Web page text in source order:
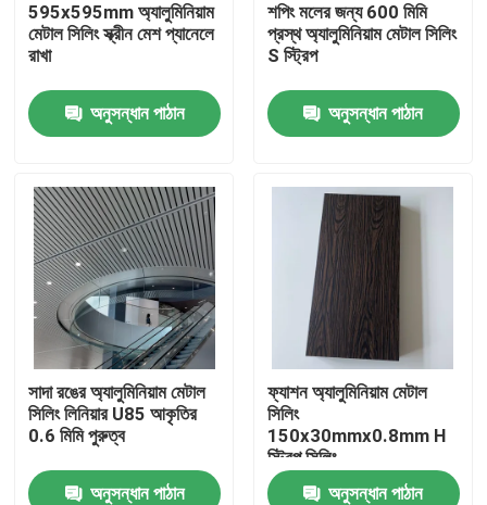
পণ্য
ভিডিও
আমাদের সম্পর্কে
কারখানা ভ্রমণ
595x595mm অ্যালুমিনিয়াম
মেটাল সিলিং স্ক্রীন মেশ প্যানেলে
রাখা
অনুসন্ধান পাঠান
শপিং মলের জন্য 600 মিমি
প্রস্থ অ্যালুমিনিয়াম মেটাল সিলিং
S স্ট্রিপ
অনুসন্ধান পাঠান
সাদা রঙের অ্যালুমিনিয়াম মেটাল
সিলিং লিনিয়ার U85 আকৃতির
0.6 মিমি পুরুত্ব
অনুসন্ধান পাঠান
ফ্যাশন অ্যালুমিনিয়াম মেটাল
সিলিং
150x30mmx0.8mm H
স্ট্রিপ সিলিং
অনুসন্ধান পাঠান